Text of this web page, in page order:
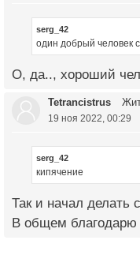
serg_42
один добрый человек
О, да.., хороший
Tetrancistrus
19 ноя 2022, 00:29
serg_42
кипячение
Так и начал делать
В общем благодарю